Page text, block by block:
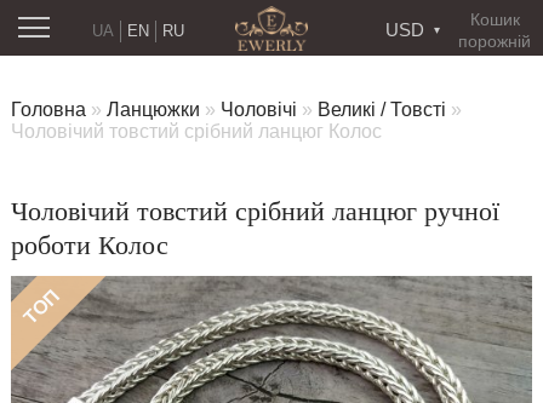
Кошик
порожній
USD
RU
UA EN
Головна » Ланцюжки » Чоловічі » Великі / Товсті »
Чоловічий товстий срібний ланцюг Колос
Чоловічий товстий срібний ланцюг ручної
роботи Колос
ТОП